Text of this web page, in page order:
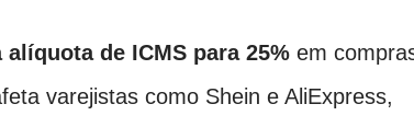
de ICMS para 25% em
varejistas como Shein e AliExpress,